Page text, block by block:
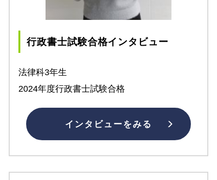
行政書士試験合格インタビュー
法律科3年生
2024年度行政書士試験合格
インタビューをみる